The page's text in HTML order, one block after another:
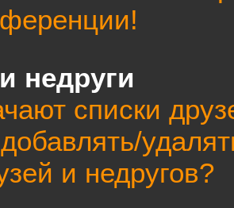
недруги
списки
и недругов?